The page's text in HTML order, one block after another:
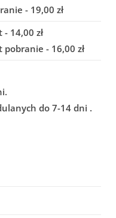
- 19,00 zł
14,00 zł
- 16,00 zł
do 7-14 dni .